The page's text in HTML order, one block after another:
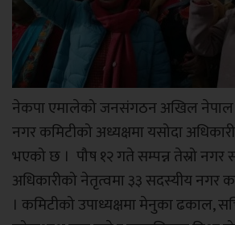
नेकपा एमालेको जनसंगठन अखिल नेपाल
नगर कमिटीको अध्यक्षमा यसोदा
भएको छ । पौष १२ गते सम्पन्न तेस्रो
अधिकारीको नेतृत्वमा ३३ सदस्यीय नगर
। कमिटीको उपाध्यक्षमा मेनुका ढकाल,